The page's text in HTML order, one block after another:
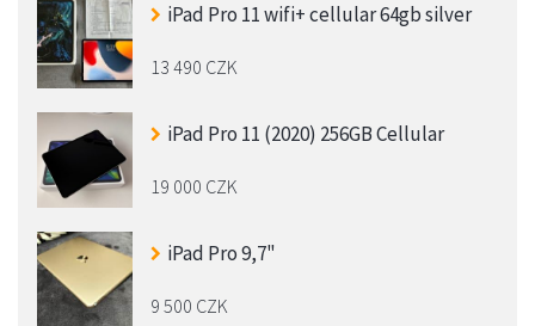
iPad Pro 11 wifi+ cellular 64gb silver
13 490 CZK
iPad Pro 11 (2020) 256GB Cellular
19 000 CZK
iPad Pro 9,7"
9 500 CZK